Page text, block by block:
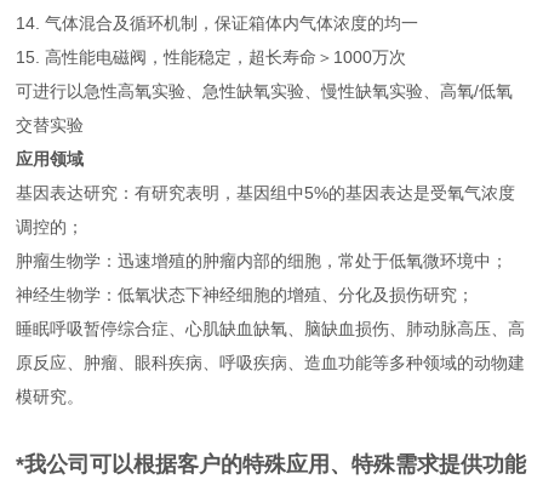
14. 气体混合及循环机制，保证箱体内气体浓度的均一
15. 高性能电磁阀，性能稳定，超长寿命＞1000万次
可进行以急性高氧实验、急性缺氧实验、慢性缺氧实验、高氧/低氧
交替实验
应用领域
基因表达研究：有研究表明，基因组中5%的基因表达是受氧气浓度
调控的；
肿瘤生物学：迅速增殖的肿瘤内部的细胞，常处于低氧微环境中；
神经生物学：低氧状态下神经细胞的增殖、分化及损伤研究；
睡眠呼吸暂停综合症、心肌缺血缺氧、脑缺血损伤、肺动脉高压、高
原反应、肿瘤、眼科疾病、呼吸疾病、造血功能等多种领域的动物建
模研究。
*我公司可以根据客户的特殊应用、特殊需求提供功能